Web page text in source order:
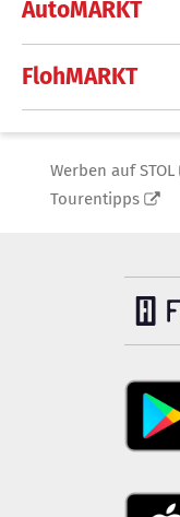
AutoMARKT
FlohMARKT
Werben auf STOL
Tourentipps